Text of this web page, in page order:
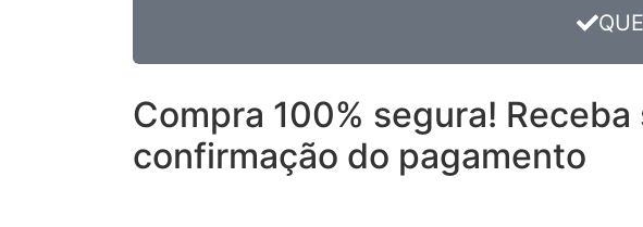
Compra 100% segura!
confirmação do pagamento